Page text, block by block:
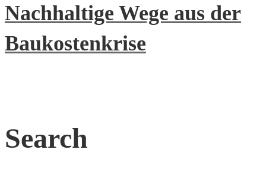
Nachhaltige Wege aus der
Baukostenkrise
Search